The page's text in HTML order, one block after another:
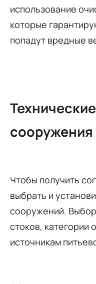
использование
которые
попадут вредные
Чтобы получить
выбрать и
сооружений.
стоков, категории
источникам